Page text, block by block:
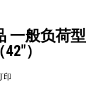
轮式挖掘机兼容。
宽度连接器。
系统兼容的附件采
器铰接件。 CW 专
锁定系统，确保始
。
一般负荷型
）
印